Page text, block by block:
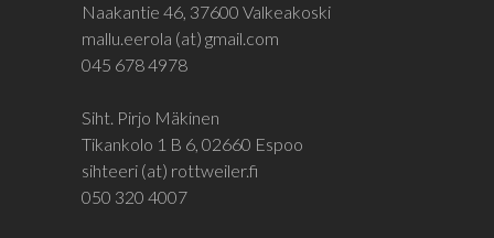
Naakantie 46, 37600 Valkeakoski
mallu.eerola (at) gmail.com
045 678 4978
Siht. Pirjo Mäkinen
Tikankolo 1 B 6, 02660 Espoo
sihteeri (at) rottweiler.fi
050 320 4007